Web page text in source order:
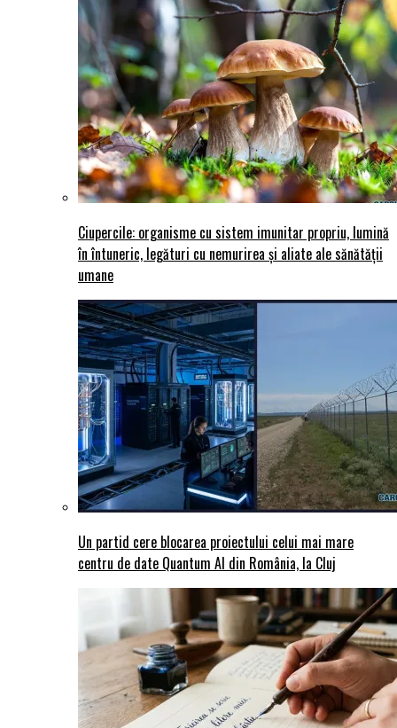
Ciupercile: organisme cu sistem imunitar propriu, lumină
în întuneric, legături cu nemurirea și aliate ale sănătății
umane
Un partid cere blocarea proiectului celui mai mare
centru de date Quantum AI din România, la Cluj